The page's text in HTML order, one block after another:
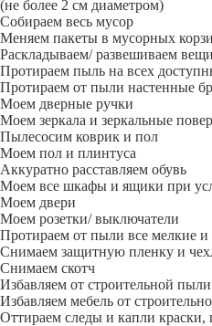
(не более 2 см диаметром)
Собираем весь мусор
Меняем пакеты в мусорных
Раскладываем/ развешиваем
Протираем пыль на всех
Протираем от пыли настенные
Моем дверные ручки
Моем зеркала и зеркальные
Пылесосим коврик и пол
Моем пол и плинтуса
Аккуратно расставляем обувь
Моем все шкафы и ящики при
Моем двери
Моем розетки/ выключатели
Протираем от пыли все мелкие
Снимаем защитную пленку и
Снимаем скотч
Избавляем от строительной
Избавляем мебель от
Оттираем следы и капли краски,